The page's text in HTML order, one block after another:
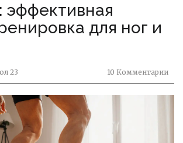
эффективная
для ног и
23 10 Комментарии